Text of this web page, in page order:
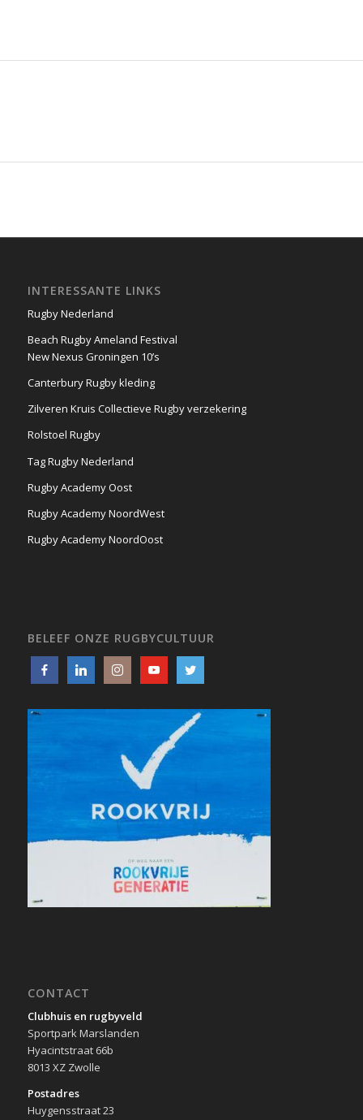
INTERESSANTE LINKS
Rugby Nederland
Beach Rugby Ameland Festival
New Nexus Groningen 10’s
Canterbury Rugby kleding
Zilveren Kruis Collectieve Rugby verzekering
Rolstoel Rugby
Tag Rugby Nederland
Rugby Academy Oost
Rugby Academy NoordWest
Rugby Academy NoordOost
BELEEF ONZE RUGBYCULTUUR
CONTACT
Clubhuis en rugbyveld
Sportpark Marslanden
Hyacintstraat 66b
8013 XZ Zwolle
Postadres
Huygensstraat 23